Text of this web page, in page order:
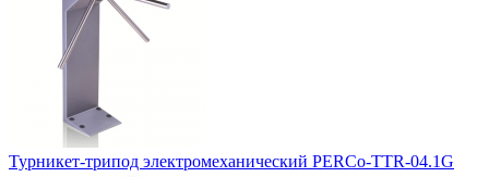
Турникет-трипод электромеханический PERCo-TTR-04.1G